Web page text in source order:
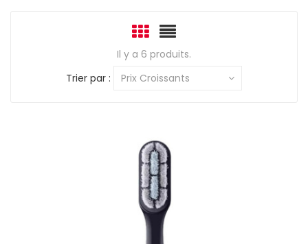
Il y a 6 produits.
Trier par :
Prix Croissants